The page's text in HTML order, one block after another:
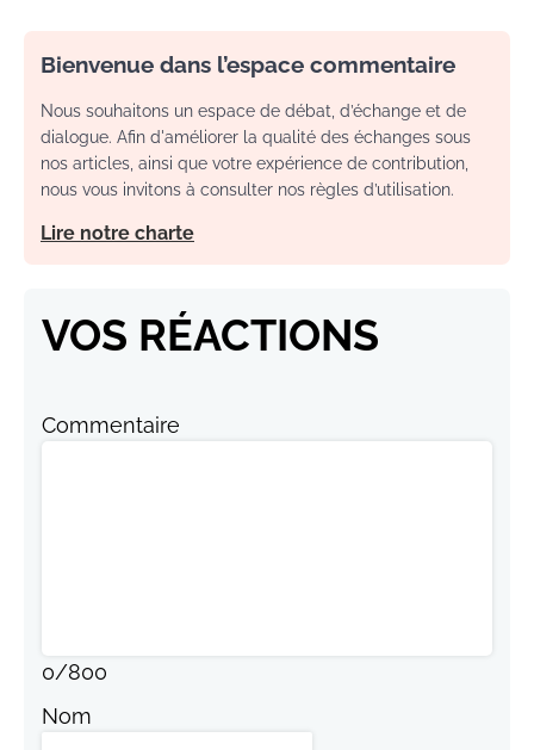
Bienvenue dans l’espace commentaire
Nous souhaitons un espace de débat, d’échange et de
dialogue. Afin d'améliorer la qualité des échanges sous
nos articles, ainsi que votre expérience de contribution,
nous vous invitons à consulter nos règles d’utilisation.
Lire notre charte
VOS RÉACTIONS
Commentaire
0/800
Nom